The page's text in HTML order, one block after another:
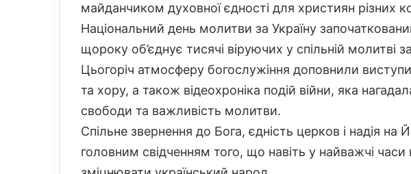
майданчиком духовної єдності для християн різних
Національний день молитви за Україну
щороку об’єднує тисячі віруючих у спільній молитві
Цьогоріч атмосферу богослужіння доповнили
та хору, а також відеохроніка подій війни, яка
свободи та важливість молитви.
Спільне звернення до Бога, єдність церков і надія на
головним свідченням того, що навіть у найважчі